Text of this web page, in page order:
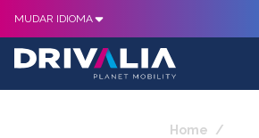
MUDAR IDIOMA
Home
/